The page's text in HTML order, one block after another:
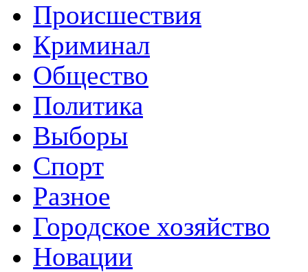
Происшествия
Криминал
Общество
Политика
Выборы
Спорт
Разное
Городское хозяйство
Новации